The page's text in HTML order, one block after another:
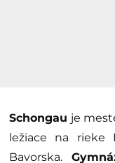
Schongau je
ležiace na rieke
Bavorska.